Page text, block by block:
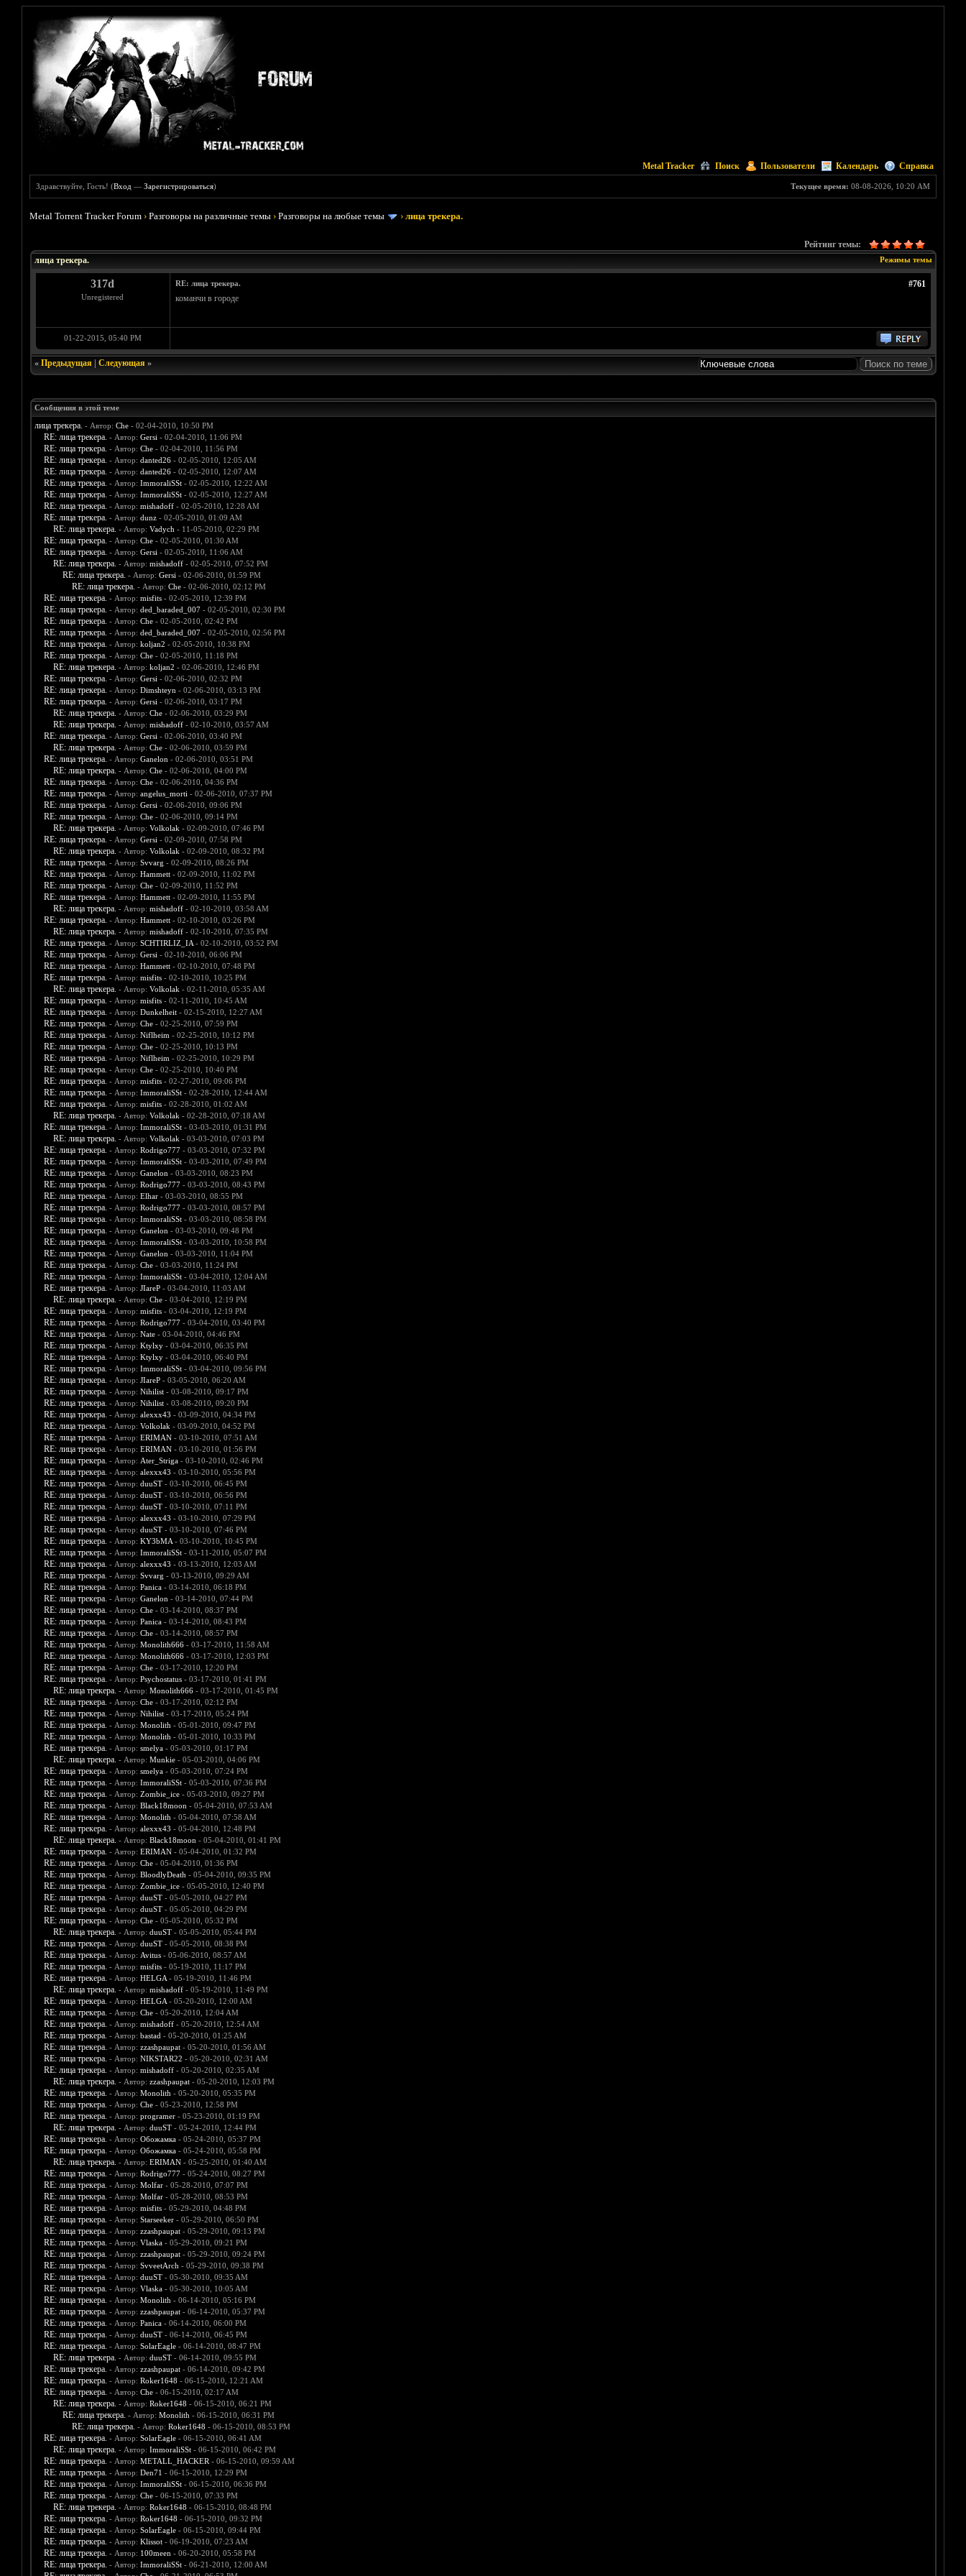
Metal Tracker Поиск Пользователи Календарь Справка
Текущее время: 08-08-2026, 10:20 AM
Здравствуйте, Гость! (Вход —Зарегистрироваться)
Metal Torrent Tracker Forum ›Разговоры на различные темы ›Разговоры на любые темы ›лица трекера.
Рейтинг темы:
Режимы темы
лица трекера.
317d
Unregistered
#761
RE: лица трекера.
команчи в городе
01-22-2015, 05:40 PM
« Предыдущая| Следующая»
Сообщения в этой теме
лица трекера. - Автор: Che- 02-04-2010, 10:50 PM
RE: лица трекера. - Автор: Gersi - 02-04-2010, 11:06 PM
RE: лица трекера. - Автор: Che- 02-04-2010, 11:56 PM
RE: лица трекера. - Автор: danted26- 02-05-2010, 12:05 AM
RE: лица трекера. - Автор: danted26- 02-05-2010, 12:07 AM
RE: лица трекера. - Автор: ImmoraliSSt- 02-05-2010, 12:22 AM
RE: лица трекера. - Автор: ImmoraliSSt- 02-05-2010, 12:27 AM
RE: лица трекера. - Автор: mishadoff- 02-05-2010, 12:28 AM
RE: лица трекера. - Автор: dunz- 02-05-2010, 01:09 AM
RE: лица трекера. - Автор: Vadych - 11-05-2010, 02:29 PM
RE: лица трекера. - Автор: Che- 02-05-2010, 01:30 AM
RE: лица трекера. - Автор: Gersi - 02-05-2010, 11:06 AM
RE: лица трекера. - Автор: mishadoff- 02-05-2010, 07:52 PM
RE: лица трекера. - Автор: Gersi - 02-06-2010, 01:59 PM
RE: лица трекера. - Автор: Che- 02-06-2010, 02:12 PM
RE: лица трекера. - Автор: misfits- 02-05-2010, 12:39 PM
RE: лица трекера. - Автор: ded_baraded_007- 02-05-2010, 02:30 PM
RE: лица трекера. - Автор: Che- 02-05-2010, 02:42 PM
RE: лица трекера. - Автор: ded_baraded_007- 02-05-2010, 02:56 PM
RE: лица трекера. - Автор: koljan2 - 02-05-2010, 10:38 PM
RE: лица трекера. - Автор: Che- 02-05-2010, 11:18 PM
RE: лица трекера. - Автор: koljan2 - 02-06-2010, 12:46 PM
RE: лица трекера. - Автор: Gersi - 02-06-2010, 02:32 PM
RE: лица трекера. - Автор: Dimshteyn - 02-06-2010, 03:13 PM
RE: лица трекера. - Автор: Gersi - 02-06-2010, 03:17 PM
RE: лица трекера. - Автор: Che- 02-06-2010, 03:29 PM
RE: лица трекера. - Автор: mishadoff- 02-10-2010, 03:57 AM
RE: лица трекера. - Автор: Gersi - 02-06-2010, 03:40 PM
RE: лица трекера. - Автор: Che- 02-06-2010, 03:59 PM
RE: лица трекера. - Автор: Ganelon - 02-06-2010, 03:51 PM
RE: лица трекера. - Автор: Che- 02-06-2010, 04:00 PM
RE: лица трекера. - Автор: Che- 02-06-2010, 04:36 PM
RE: лица трекера. - Автор: angelus_morti - 02-06-2010, 07:37 PM
RE: лица трекера. - Автор: Gersi - 02-06-2010, 09:06 PM
RE: лица трекера. - Автор: Che- 02-06-2010, 09:14 PM
RE: лица трекера. - Автор: Volkolak - 02-09-2010, 07:46 PM
RE: лица трекера. - Автор: Gersi - 02-09-2010, 07:58 PM
RE: лица трекера. - Автор: Volkolak - 02-09-2010, 08:32 PM
RE: лица трекера. - Автор: Svvarg - 02-09-2010, 08:26 PM
RE: лица трекера. - Автор: Hammett- 02-09-2010, 11:02 PM
RE: лица трекера. - Автор: Che- 02-09-2010, 11:52 PM
RE: лица трекера. - Автор: Hammett- 02-09-2010, 11:55 PM
RE: лица трекера. - Автор: mishadoff- 02-10-2010, 03:58 AM
RE: лица трекера. - Автор: Hammett- 02-10-2010, 03:26 PM
RE: лица трекера. - Автор: mishadoff- 02-10-2010, 07:35 PM
RE: лица трекера. - Автор: SCHTIRLIZ_IA- 02-10-2010, 03:52 PM
RE: лица трекера. - Автор: Gersi - 02-10-2010, 06:06 PM
RE: лица трекера. - Автор: Hammett- 02-10-2010, 07:48 PM
RE: лица трекера. - Автор: misfits- 02-10-2010, 10:25 PM
RE: лица трекера. - Автор: Volkolak - 02-11-2010, 05:35 AM
RE: лица трекера. - Автор: misfits- 02-11-2010, 10:45 AM
RE: лица трекера. - Автор: Dunkelheit- 02-15-2010, 12:27 AM
RE: лица трекера. - Автор: Che- 02-25-2010, 07:59 PM
RE: лица трекера. - Автор: Niflheim - 02-25-2010, 10:12 PM
RE: лица трекера. - Автор: Che- 02-25-2010, 10:13 PM
RE: лица трекера. - Автор: Niflheim - 02-25-2010, 10:29 PM
RE: лица трекера. - Автор: Che- 02-25-2010, 10:40 PM
RE: лица трекера. - Автор: misfits- 02-27-2010, 09:06 PM
RE: лица трекера. - Автор: ImmoraliSSt- 02-28-2010, 12:44 AM
RE: лица трекера. - Автор: misfits- 02-28-2010, 01:02 AM
RE: лица трекера. - Автор: Volkolak - 02-28-2010, 07:18 AM
RE: лица трекера. - Автор: ImmoraliSSt- 03-03-2010, 01:31 PM
RE: лица трекера. - Автор: Volkolak - 03-03-2010, 07:03 PM
RE: лица трекера. - Автор: Rodrigo777- 03-03-2010, 07:32 PM
RE: лица трекера. - Автор: ImmoraliSSt- 03-03-2010, 07:49 PM
RE: лица трекера. - Автор: Ganelon - 03-03-2010, 08:23 PM
RE: лица трекера. - Автор: Rodrigo777- 03-03-2010, 08:43 PM
RE: лица трекера. - Автор: Elhar- 03-03-2010, 08:55 PM
RE: лица трекера. - Автор: Rodrigo777- 03-03-2010, 08:57 PM
RE: лица трекера. - Автор: ImmoraliSSt- 03-03-2010, 08:58 PM
RE: лица трекера. - Автор: Ganelon - 03-03-2010, 09:48 PM
RE: лица трекера. - Автор: ImmoraliSSt- 03-03-2010, 10:58 PM
RE: лица трекера. - Автор: Ganelon - 03-03-2010, 11:04 PM
RE: лица трекера. - Автор: Che- 03-03-2010, 11:24 PM
RE: лица трекера. - Автор: ImmoraliSSt- 03-04-2010, 12:04 AM
RE: лица трекера. - Автор: JIareP- 03-04-2010, 11:03 AM
RE: лица трекера. - Автор: Che- 03-04-2010, 12:19 PM
RE: лица трекера. - Автор: misfits- 03-04-2010, 12:19 PM
RE: лица трекера. - Автор: Rodrigo777- 03-04-2010, 03:40 PM
RE: лица трекера. - Автор: Nate- 03-04-2010, 04:46 PM
RE: лица трекера. - Автор: Ktylxy- 03-04-2010, 06:35 PM
RE: лица трекера. - Автор: Ktylxy- 03-04-2010, 06:40 PM
RE: лица трекера. - Автор: ImmoraliSSt- 03-04-2010, 09:56 PM
RE: лица трекера. - Автор: JIareP- 03-05-2010, 06:20 AM
RE: лица трекера. - Автор: Nihilist- 03-08-2010, 09:17 PM
RE: лица трекера. - Автор: Nihilist- 03-08-2010, 09:20 PM
RE: лица трекера. - Автор: alexxx43 - 03-09-2010, 04:34 PM
RE: лица трекера. - Автор: Volkolak - 03-09-2010, 04:52 PM
RE: лица трекера. - Автор: ERIMAN- 03-10-2010, 07:51 AM
RE: лица трекера. - Автор: ERIMAN- 03-10-2010, 01:56 PM
RE: лица трекера. - Автор: Ater_Striga- 03-10-2010, 02:46 PM
RE: лица трекера. - Автор: alexxx43 - 03-10-2010, 05:56 PM
RE: лица трекера. - Автор: duuST- 03-10-2010, 06:45 PM
RE: лица трекера. - Автор: duuST- 03-10-2010, 06:56 PM
RE: лица трекера. - Автор: duuST- 03-10-2010, 07:11 PM
RE: лица трекера. - Автор: alexxx43 - 03-10-2010, 07:29 PM
RE: лица трекера. - Автор: duuST- 03-10-2010, 07:46 PM
RE: лица трекера. - Автор: KY3bMA- 03-10-2010, 10:45 PM
RE: лица трекера. - Автор: ImmoraliSSt- 03-11-2010, 05:07 PM
RE: лица трекера. - Автор: alexxx43 - 03-13-2010, 12:03 AM
RE: лица трекера. - Автор: Svvarg - 03-13-2010, 09:29 AM
RE: лица трекера. - Автор: Panica- 03-14-2010, 06:18 PM
RE: лица трекера. - Автор: Ganelon - 03-14-2010, 07:44 PM
RE: лица трекера. - Автор: Che- 03-14-2010, 08:37 PM
RE: лица трекера. - Автор: Panica- 03-14-2010, 08:43 PM
RE: лица трекера. - Автор: Che- 03-14-2010, 08:57 PM
RE: лица трекера. - Автор: Monolith666- 03-17-2010, 11:58 AM
RE: лица трекера. - Автор: Monolith666- 03-17-2010, 12:03 PM
RE: лица трекера. - Автор: Che- 03-17-2010, 12:20 PM
RE: лица трекера. - Автор: Psychostatus- 03-17-2010, 01:41 PM
RE: лица трекера. - Автор: Monolith666- 03-17-2010, 01:45 PM
RE: лица трекера. - Автор: Che- 03-17-2010, 02:12 PM
RE: лица трекера. - Автор: Nihilist- 03-17-2010, 05:24 PM
RE: лица трекера. - Автор: Monolith - 05-01-2010, 09:47 PM
RE: лица трекера. - Автор: Monolith - 05-01-2010, 10:33 PM
RE: лица трекера. - Автор: smelya- 05-03-2010, 01:17 PM
RE: лица трекера. - Автор: Munkie- 05-03-2010, 04:06 PM
RE: лица трекера. - Автор: smelya- 05-03-2010, 07:24 PM
RE: лица трекера. - Автор: ImmoraliSSt- 05-03-2010, 07:36 PM
RE: лица трекера. - Автор: Zombie_ice- 05-03-2010, 09:27 PM
RE: лица трекера. - Автор: Black18moon - 05-04-2010, 07:53 AM
RE: лица трекера. - Автор: Monolith - 05-04-2010, 07:58 AM
RE: лица трекера. - Автор: alexxx43 - 05-04-2010, 12:48 PM
RE: лица трекера. - Автор: Black18moon - 05-04-2010, 01:41 PM
RE: лица трекера. - Автор: ERIMAN- 05-04-2010, 01:32 PM
RE: лица трекера. - Автор: Che- 05-04-2010, 01:36 PM
RE: лица трекера. - Автор: BloodlyDeath - 05-04-2010, 09:35 PM
RE: лица трекера. - Автор: Zombie_ice- 05-05-2010, 12:40 PM
RE: лица трекера. - Автор: duuST- 05-05-2010, 04:27 PM
RE: лица трекера. - Автор: duuST- 05-05-2010, 04:29 PM
RE: лица трекера. - Автор: Che- 05-05-2010, 05:32 PM
RE: лица трекера. - Автор: duuST- 05-05-2010, 05:44 PM
RE: лица трекера. - Автор: duuST- 05-05-2010, 08:38 PM
RE: лица трекера. - Автор: Avitus- 05-06-2010, 08:57 AM
RE: лица трекера. - Автор: misfits- 05-19-2010, 11:17 PM
RE: лица трекера. - Автор: HELGA- 05-19-2010, 11:46 PM
RE: лица трекера. - Автор: mishadoff- 05-19-2010, 11:49 PM
RE: лица трекера. - Автор: HELGA- 05-20-2010, 12:00 AM
RE: лица трекера. - Автор: Che- 05-20-2010, 12:04 AM
RE: лица трекера. - Автор: mishadoff- 05-20-2010, 12:54 AM
RE: лица трекера. - Автор: bastad - 05-20-2010, 01:25 AM
RE: лица трекера. - Автор: zzashpaupat- 05-20-2010, 01:56 AM
RE: лица трекера. - Автор: NIKSTAR22 - 05-20-2010, 02:31 AM
RE: лица трекера. - Автор: mishadoff- 05-20-2010, 02:35 AM
RE: лица трекера. - Автор: zzashpaupat- 05-20-2010, 12:03 PM
RE: лица трекера. - Автор: Monolith - 05-20-2010, 05:35 PM
RE: лица трекера. - Автор: Che- 05-23-2010, 12:58 PM
RE: лица трекера. - Автор: programer- 05-23-2010, 01:19 PM
RE: лица трекера. - Автор: duuST- 05-24-2010, 12:44 PM
RE: лица трекера. - Автор: Обожамка- 05-24-2010, 05:37 PM
RE: лица трекера. - Автор: Обожамка- 05-24-2010, 05:58 PM
RE: лица трекера. - Автор: ERIMAN- 05-25-2010, 01:40 AM
RE: лица трекера. - Автор: Rodrigo777- 05-24-2010, 08:27 PM
RE: лица трекера. - Автор: Molfar- 05-28-2010, 07:07 PM
RE: лица трекера. - Автор: Molfar- 05-28-2010, 08:53 PM
RE: лица трекера. - Автор: misfits- 05-29-2010, 04:48 PM
RE: лица трекера. - Автор: Starseeker- 05-29-2010, 06:50 PM
RE: лица трекера. - Автор: zzashpaupat- 05-29-2010, 09:13 PM
RE: лица трекера. - Автор: Vlaska- 05-29-2010, 09:21 PM
RE: лица трекера. - Автор: zzashpaupat- 05-29-2010, 09:24 PM
RE: лица трекера. - Автор: SvveetArch - 05-29-2010, 09:38 PM
RE: лица трекера. - Автор: duuST- 05-30-2010, 09:35 AM
RE: лица трекера. - Автор: Vlaska- 05-30-2010, 10:05 AM
RE: лица трекера. - Автор: Monolith - 06-14-2010, 05:16 PM
RE: лица трекера. - Автор: zzashpaupat- 06-14-2010, 05:37 PM
RE: лица трекера. - Автор: Panica- 06-14-2010, 06:00 PM
RE: лица трекера. - Автор: duuST- 06-14-2010, 06:45 PM
RE: лица трекера. - Автор: SolarEagle- 06-14-2010, 08:47 PM
RE: лица трекера. - Автор: duuST- 06-14-2010, 09:55 PM
RE: лица трекера. - Автор: zzashpaupat- 06-14-2010, 09:42 PM
RE: лица трекера. - Автор: Roker1648 - 06-15-2010, 12:21 AM
RE: лица трекера. - Автор: Che- 06-15-2010, 02:17 AM
RE: лица трекера. - Автор: Roker1648 - 06-15-2010, 06:21 PM
RE: лица трекера. - Автор: Monolith - 06-15-2010, 06:31 PM
RE: лица трекера. - Автор: Roker1648 - 06-15-2010, 08:53 PM
RE: лица трекера. - Автор: SolarEagle- 06-15-2010, 06:41 AM
RE: лица трекера. - Автор: ImmoraliSSt- 06-15-2010, 06:42 PM
RE: лица трекера. - Автор: METALL_HACKER - 06-15-2010, 09:59 AM
RE: лица трекера. - Автор: Den71 - 06-15-2010, 12:29 PM
RE: лица трекера. - Автор: ImmoraliSSt- 06-15-2010, 06:36 PM
RE: лица трекера. - Автор: Che- 06-15-2010, 07:33 PM
RE: лица трекера. - Автор: Roker1648 - 06-15-2010, 08:48 PM
RE: лица трекера. - Автор: Roker1648 - 06-15-2010, 09:32 PM
RE: лица трекера. - Автор: SolarEagle- 06-15-2010, 09:44 PM
RE: лица трекера. - Автор: Klissot- 06-19-2010, 07:23 AM
RE: лица трекера. - Автор: 100meen - 06-20-2010, 05:58 PM
RE: лица трекера. - Автор: ImmoraliSSt- 06-21-2010, 12:00 AM